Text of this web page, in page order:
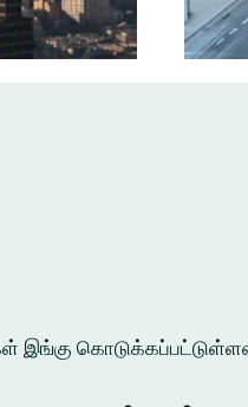
இங்கு